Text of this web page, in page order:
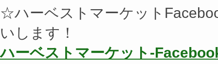
☆ハーベストマーケット
いします！
ハーベストマーケット-